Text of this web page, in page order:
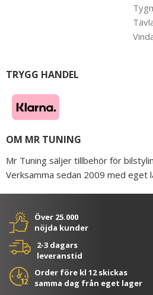
TRYGG HANDEL
OM MR TUNING
Mr Tuning säljer tillbehör för
Verksamma sedan 2009 med eget
Över 25.000
nöjda kunder
2-3 dagars
leveranstid
Order före kl 12 skickas
samma dag från eget lager